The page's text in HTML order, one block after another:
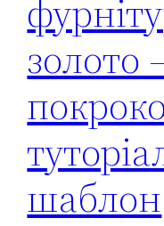
золото
шаблон